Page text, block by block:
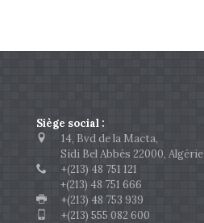
Siège social :
14, Bvd de la Macta,
Sidi Bel Abbès 22000, Algérie
+(213) 48 751 121
+(213) 48 751 666
+(213) 48 753 939
+(213) 555 082 600